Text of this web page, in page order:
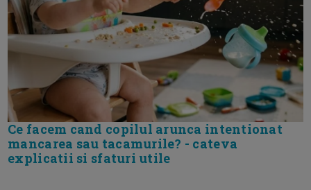
Ce facem cand copilul arunca intentionat
mancarea sau tacamurile? - cateva
explicatii si sfaturi utile